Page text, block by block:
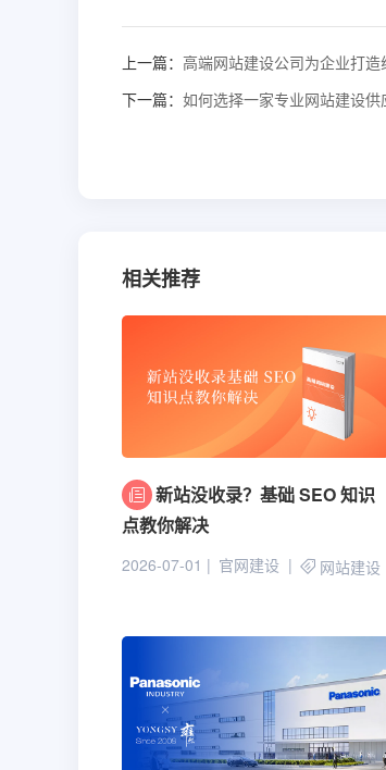
上一篇： 高端网站建设公司为企业打造
下一篇： 如何选择一家专业网站建设供
相关推荐
新站没收录？基础 SEO 知识
点教你解决
2026-07-01 官网建设 网站建设